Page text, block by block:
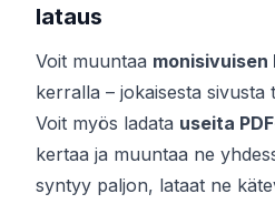
lataus
Voit muuntaa monisivuisen
kerralla – jokaisesta sivusta
Voit myös ladata useita
kertaa ja muuntaa ne
syntyy paljon, lataat ne